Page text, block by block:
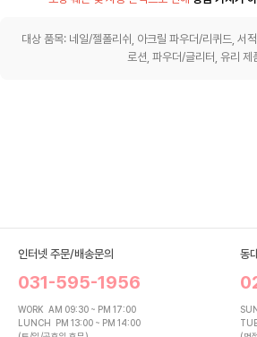
대상 품목: 네일/젤폴리쉬, 아크릴 파우더/리퀴드, 서
로션, 파우더/글리터, 유리 제
인터넷 주문/배송문의
031-595-1956
WORK AM 09:30 ~ PM 17:00
LUNCH PM 13:00 ~ PM 14:00
동